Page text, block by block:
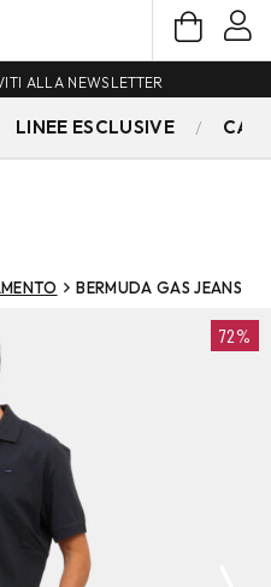
ALLA NEWSLETTER
LINEE ESCLUSIVE
BERMUDA GAS JEANS
72%